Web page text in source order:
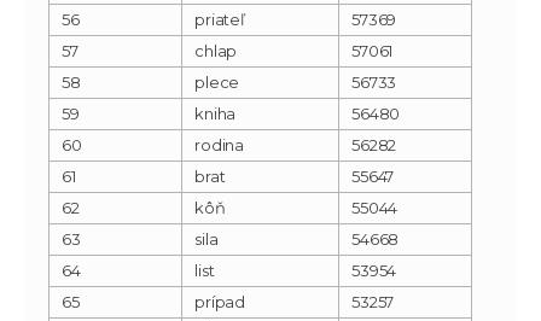
56
priateľ
57369
57
chlap
57061
58
plece
56733
59
kniha
56480
60
rodina
56282
61
brat
55647
62
kôň
55044
63
sila
54668
64
list
53954
65
prípad
53257